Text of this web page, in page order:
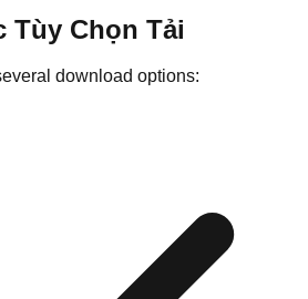
Tùy Chọn Tải
download options: